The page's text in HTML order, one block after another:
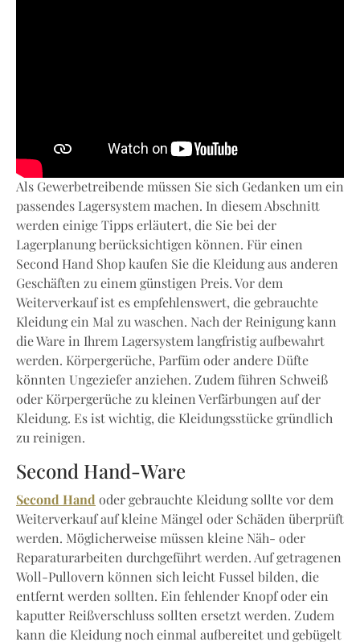
Als Gewerbetreibende müssen Sie sich Gedanken um ein
passendes Lagersystem machen. In diesem Abschnitt
werden einige Tipps erläutert, die Sie bei der
Lagerplanung berücksichtigen können. Für einen
Second Hand Shop kaufen Sie die Kleidung aus anderen
Geschäften zu einem günstigen Preis. Vor dem
Weiterverkauf ist es empfehlenswert, die gebrauchte
Kleidung ein Mal zu waschen. Nach der Reinigung kann
die Ware in Ihrem Lagersystem langfristig aufbewahrt
werden. Körpergerüche, Parfüm oder andere Düfte
könnten Ungeziefer anziehen. Zudem führen Schweiß
oder Körpergerüche zu kleinen Verfärbungen auf der
Kleidung. Es ist wichtig, die Kleidungsstücke gründlich
zu reinigen.
Second Hand-Ware
Second Hand oder gebrauchte Kleidung sollte vor dem
Weiterverkauf auf kleine Mängel oder Schäden überprüft
werden. Möglicherweise müssen kleine Näh- oder
Reparaturarbeiten durchgeführt werden. Auf getragenen
Woll-Pullovern können sich leicht Fussel bilden, die
entfernt werden sollten. Ein fehlender Knopf oder ein
kaputter Reißverschluss sollten ersetzt werden. Zudem
kann die Kleidung noch einmal aufbereitet und gebügelt